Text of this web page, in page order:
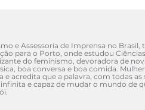
e Assessoria de Imprensa no Brasil,
para o Porto, onde estudou
do feminismo, devoradora de
boa conversa e boa comida.
e acredita que a palavra, com todas as
e capaz de mudar o mundo de